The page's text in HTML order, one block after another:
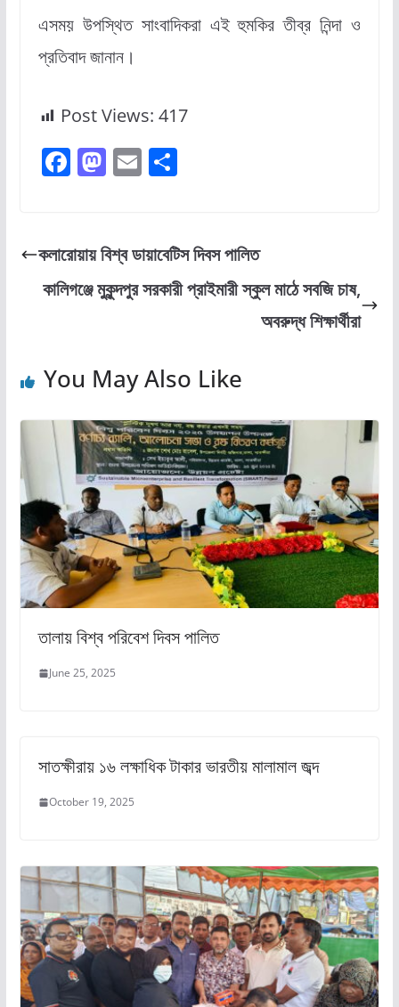
এসময় উপস্থিত সাংবাদিকরা এই হুমকির তীব্র নিন্দা ও
প্রতিবাদ জানান।
Post Views: 417
F
e
b
o
M
o
d
o
E
l
S
e
কলারোয়ায় বিশ্ব ডায়াবেটিস দিবস পালিত
কালিগঞ্জে মুকুন্দপুর সরকারী প্রাইমারী স্কুল মাঠে সবজি চাষ,
অবরুদ্ধ শিক্ষার্থীরা
You May Also Like
তালায় বিশ্ব পরিবেশ দিবস পালিত
June 25, 2025
সাতক্ষীরায় ১৬ লক্ষাধিক টাকার ভারতীয় মালামাল জব্দ
October 19, 2025